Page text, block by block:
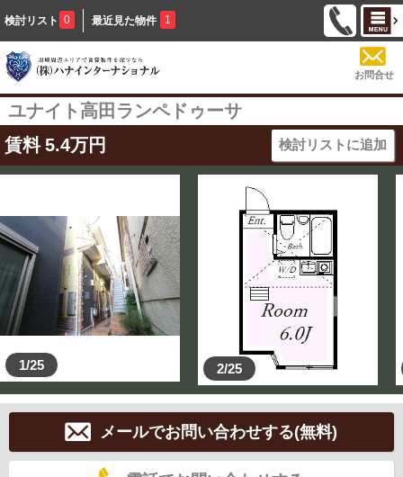
検討リスト 0 最近見た物件 1
お問合せ
ユナイト高田ランペドゥーサ
賃料 5.4万円 検討リストに追加
1/25 2/25
メールでお問い合わせする(無料)